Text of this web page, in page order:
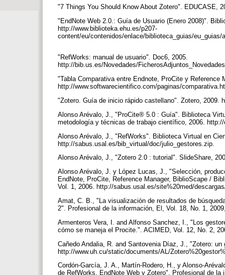
"7 Things You Should Know About Zotero". EDUCASE,
"EndNote Web 2.0.: Guía de Usuario (Enero 2008)".
http://www.biblioteka.ehu.es/p207-
content/eu/contenidos/enlace/biblioteca_guias/
"RefWorks: manual de usuario". Doc6, 2005.
http://bib.us.es/Novedades/
"Tabla Comparativa entre Endnote, ProCite y Reference
http://www.softwarecientifico.com/paginas/
"Zotero. Guía de inicio rápido castellano". Zotero, 2009.
Alonso Arévalo, J., "ProCite® 5.0 : Guía". Biblioteca
metodología y técnicas de trabajo científico, 2006.
Alonso Arévalo, J., "RefWorks". Biblioteca Virtual en
http://sabus.usal.es/bib_virtual/doc/julio_gestores.zip.
Alonso Arévalo, J., "Zotero 2.0 : tutorial". SlideShare,
Alonso Arévalo, J. y López Lucas, J., "Selección,
EndNote, ProCite, Reference Manager, BiblioScape /
Vol. 1, 2006. http://sabus.usal.es/site%20med/
Amat, C. B., "La visualización de resultados de
2". Profesional de la información, El, Vol. 18, No. 1,
Armenteros Vera, I. and Alfonso Sanchez, I., "Los
cómo se maneja el Procite.". ACIMED, Vol. 12, No. 2,
Cañedo Andalia, R. and Santovenia Díaz, J., "Zotero:
http://www.uh.cu/static/documents/AL/
Cordón-García, J. A., Martín-Rodero, H., y Alonso-
de RefWorks, EndNote Web y Zotero". Profesional de